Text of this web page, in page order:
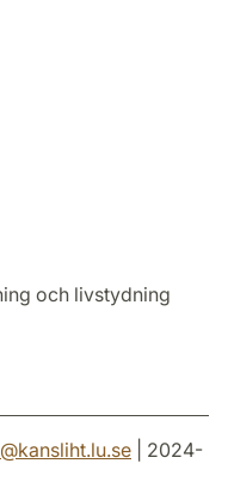
@kansliht.lu.se | 2024-